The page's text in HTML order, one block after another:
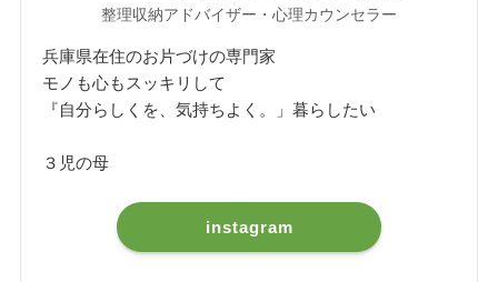
整理収納アドバイザー・心理カウンセラー
兵庫県在住のお片づけの専門家
モノも心もスッキリして
『自分らしくを、気持ちよく。」暮らしたい
３児の母
instagram